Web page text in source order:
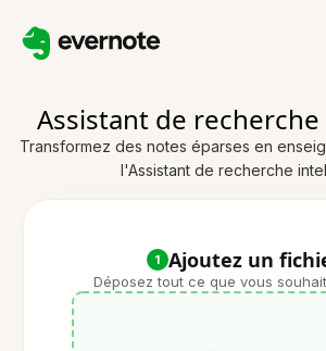
Assistant de
Transformez des notes éparses en
l'Assistant de recherche
1 Ajoutez un
Déposez tout ce que vous